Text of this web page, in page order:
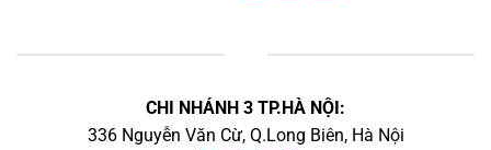
CHI NHÁNH 3 TP.HÀ NỘI:
336 Nguyễn Văn Cừ, Q.Long Biên, Hà Nội